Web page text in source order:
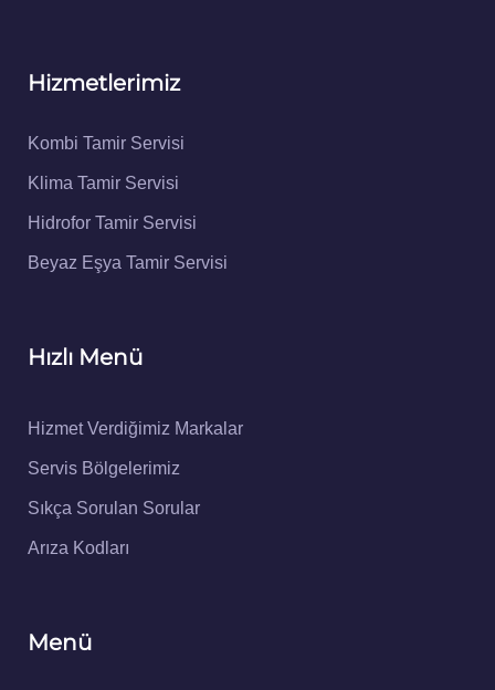
Hizmetlerimiz
Kombi Tamir Servisi
Klima Tamir Servisi
Hidrofor Tamir Servisi
Beyaz Eşya Tamir Servisi
Hızlı Menü
Hizmet Verdiğimiz Markalar
Servis Bölgelerimiz
Sıkça Sorulan Sorular
Arıza Kodları
Menü